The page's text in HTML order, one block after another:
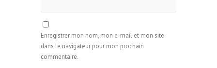
Enregistrer mon nom, mon e-mail et mon site
dans le navigateur pour mon prochain
commentaire.